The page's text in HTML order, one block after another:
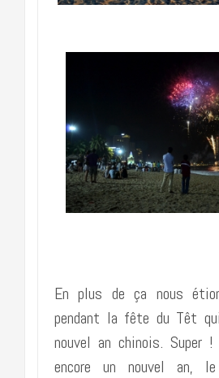
En plus de ça nous
pendant la fête du Têt
nouvel an chinois. Super
encore un nouvel an,